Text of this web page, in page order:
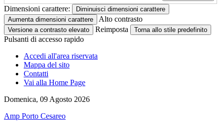
Dimensioni carattere:
Diminuisci dimensioni carattere
Aumenta dimensioni carattere
Alto contrasto
Versione a contrasto elevato Reimposta Torna allo stile predefinito
Pulsanti di accesso rapido
Accedi all'area riservata
Mappa del sito
Contatti
Vai alla Home Page
Domenica, 09 Agosto 2026
Amp Porto Cesareo